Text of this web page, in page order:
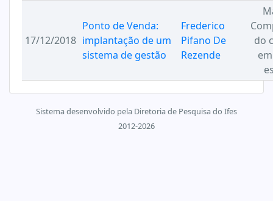
17/12/2018
Ponto de Venda:
implantação de um
sistema de gestão
Frederico
Pifano De
Rezende
do
Sistema desenvolvido pela Diretoria de Pesquisa do Ifes
2012-2026